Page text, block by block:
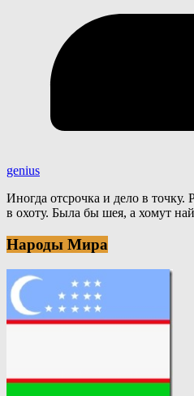
genius
Иногда отсрочка и дело в точку.
в охоту. Была бы шея, а хомут
Народы Мира